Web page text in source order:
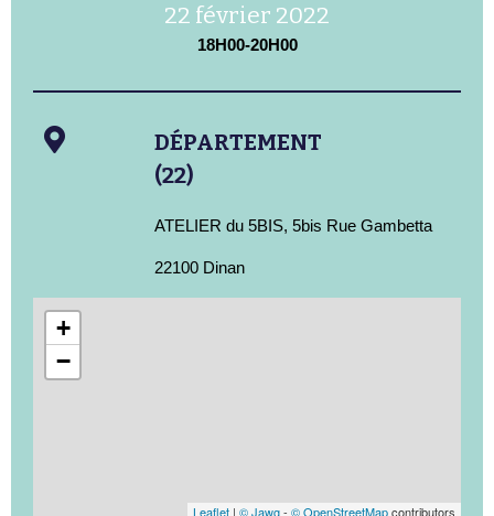
22 février 2022
18H00-20H00
DÉPARTEMENT
(22)
ATELIER du 5BIS, 5bis Rue Gambetta
22100 Dinan
+
−
Leaflet | © Jawg- © OpenStreetMapcontributors